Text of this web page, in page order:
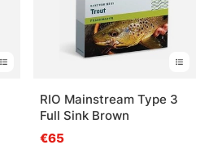
RIO Mainstream Type 3
Full Sink Brown
€65